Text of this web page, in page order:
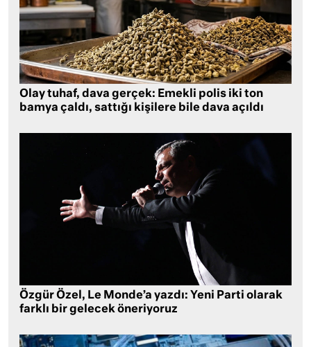
Olay tuhaf, dava gerçek: Emekli polis iki ton
bamya çaldı, sattığı kişilere bile dava açıldı
Özgür Özel, Le Monde’a yazdı: Yeni Parti olarak
farklı bir gelecek öneriyoruz